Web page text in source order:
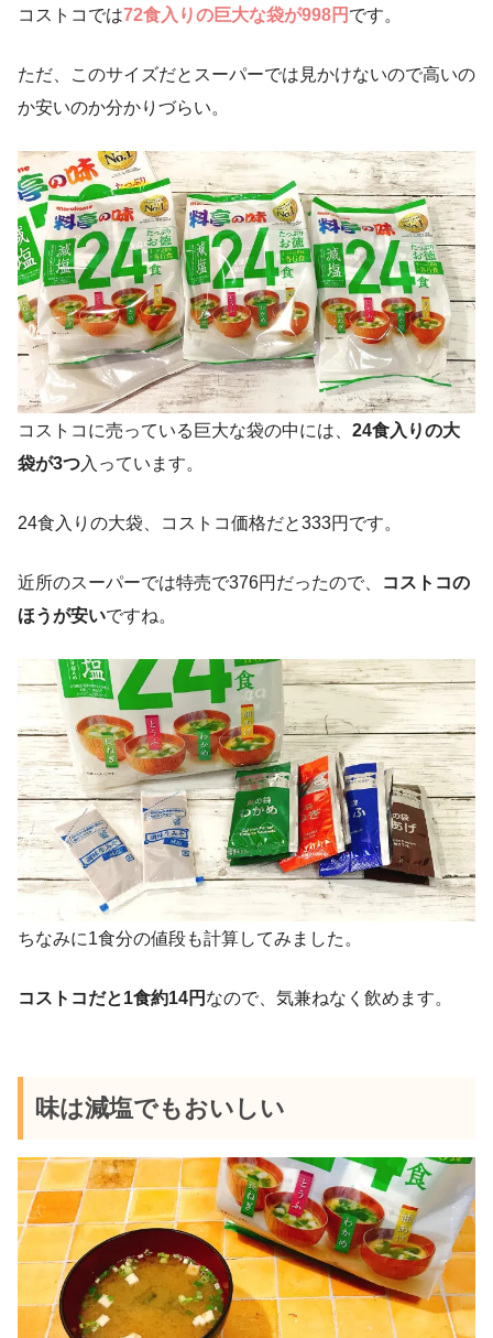
コストコでは72食入りの巨大な袋が998円 です。
ただ、このサイズだとスーパーでは見かけないので高いの
か安いのか分かりづらい。
コストコに売っている巨大な袋の中には、 24食入りの大
袋が3つ入っています。
24食入りの大袋、コストコ価格だと333円です。
近所のスーパーでは特売で376円だったので、
コストコの
ほうが安いですね。
ちなみに1食分の値段も計算してみました。
コストコだと1食約14円 なので、気兼ねなく飲めます。
味は減塩でもおいしい